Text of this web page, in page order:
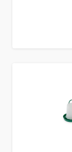
De